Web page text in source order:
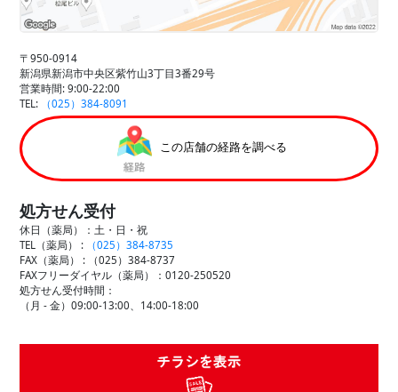
〒950-0914
新潟県新潟市中央区紫竹山3丁目3番29号
営業時間: 9:00-22:00
TEL:
（025）384-8091
この店舗の経路を調べる
処方せん受付
休日（薬局）：土・日・祝
TEL（薬局） :
（025）384-8735
FAX（薬局） :
（025）384-8737
FAXフリーダイヤル（薬局）：0120-250520
処方せん受付時間：
（月 - 金）09:00-13:00、14:00-18:00